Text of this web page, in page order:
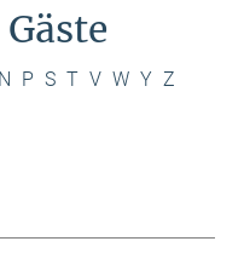
N P S T V W Y Z